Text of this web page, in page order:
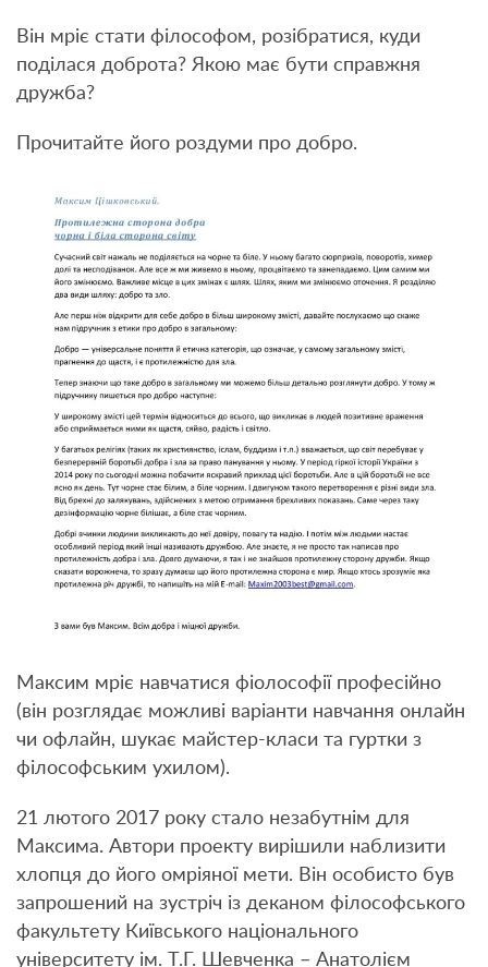
Він мріє стати філософом, розібратися, куди
поділася доброта? Якою має бути справжня
дружба?
Прочитайте його роздуми про добро.
Максим мріє навчатися фіолософії професійно
(він розглядає можливі варіанти навчання онлайн
чи офлайн, шукає майстер-класи та гуртки з
філософським ухилом).
21 лютого 2017 року стало незабутнім для
Максима. Автори проекту вирішили наблизити
хлопця до його омріяної мети. Він особисто був
запрошений на зустріч із деканом філософського
факультету Київського національного
університету ім. Т.Г. Шевченка – Анатолієм